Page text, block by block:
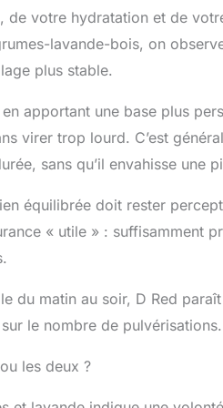
votre hydratation et de
lavande-bois, on
plus stable.
apportant une base plus
virer trop lourd. C’est
sans qu’il envahisse une
équilibrée doit rester
« utile » : suffisamment
du matin au soir, D Red paraît
le nombre de pulvérisations.
les deux ?